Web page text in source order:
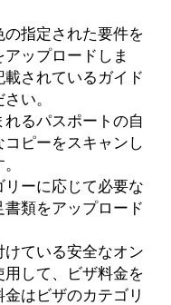
指定された要件を
ップロードしま
されているガイド
い。
るパスポートの自
ピーをスキャンし
ーに応じて必要な
類をアップロード
ている安全なオン
して、ビザ料金を
はビザのカテゴリ